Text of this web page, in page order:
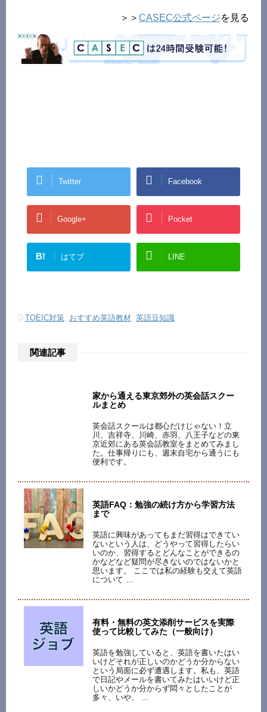
＞＞ CASEC公式ページを見る
Twitter Facebook
Google+ Pocket
B! はてブ LINE
-TOEIC対策 おすすめ英語教材 英語豆知識
関連記事
家から通える東京郊外の英会話スクー
ルまとめ
英会話スクールは都心だけじゃない！立
川、吉祥寺、川崎、赤羽、八王子などの東
京近郊にある英会話教室をまとめてみまし
た。仕事帰りにも、週末自宅から通うにも
便利です。
英語FAQ：勉強の続け方から学習方法
まで
英語に興味があってもまだ習得はできてい
ないという人は、どうやって習得したらい
いのか、習得するとどんなことができるの
かなどなど疑問が尽きないのではないかと
思います。 ここでは私の経験も交えて英語
について …
有料・無料の英文添削サービスを実際
使って比較してみた（一般向け）
英語を勉強していると、英語を書いたはい
いけどそれが正しいのかどうか分からない
という局面に必ず遭遇します。私も、英語
で日記やメールを書いてみたはいいけど正
しいかどうか分からず悶々としたことが
多々、いや、 …